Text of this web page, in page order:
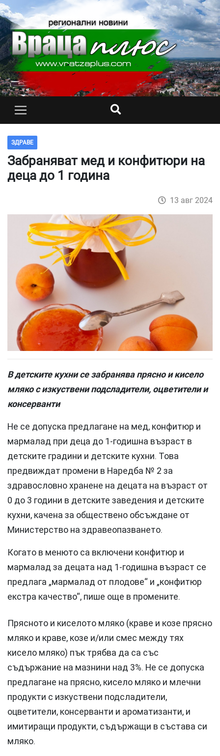
ЗДРАВЕ
Забраняват мед и конфитюри на
деца до 1 година
13 авг 2024
В детските кухни се забранява прясно и кисело
мляко с изкуствени подсладители, оцветители и
консерванти
Не се допуска предлагане на мед, конфитюр и
мармалад при деца до 1-годишна възраст в
детските градини и детските кухни. Това
предвиждат промени в Наредба № 2 за
здравословно хранене на децата на възраст от
0 до 3 години в детските заведения и детските
кухни, качена за обществено обсъждане от
Министерство на здравеопазването.
Когато в менюто са включени конфитюр и
мармалад за децата над 1-годишна възраст се
предлага „мармалад от плодове“ и „конфитюр
екстра качество“, пише още в промените.
Прясното и киселото мляко (краве и козе прясно
мляко и краве, козе и/или смес между тях
кисело мляко) пък трябва да са със
съдържание на мазнини над 3%. Не се допуска
предлагане на прясно, кисело мляко и млечни
продукти с изкуствени подсладители,
оцветители, консерванти и ароматизанти, и
имитиращи продукти, съдържащи в състава си
мляко.